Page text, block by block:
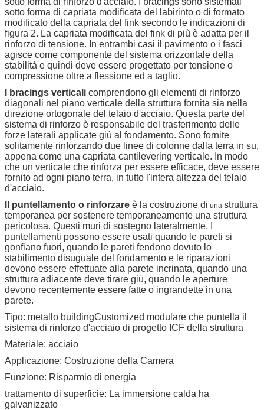
sotto forma di capriata modificata del labirinto o di formato
modificato della capriata del fink secondo le indicazioni di
figura 2. La capriata modificata del fink di più è adatta per il
rinforzo di tensione. In entrambi casi il pavimento o i fasci
agisce come componente del sistema orizzontale della
stabilità e quindi deve essere progettato per tensione o
compressione oltre a flessione ed a taglio.
I bracings verticali comprendono gli elementi di rinforzo
diagonali nel piano verticale della struttura fornita sia nella
direzione ortogonale del telaio d'acciaio. Questa parte del
sistema di rinforzo è responsabile del trasferimento delle
forze laterali applicate giù al fondamento. Sono fornite
solitamente rinforzando due linee di colonne dalla terra in su,
appena come una capriata cantilevering verticale. In modo
che un verticale che rinforza per essere efficace, deve essere
fornito ad ogni piano terra, in tutto l'intera altezza del telaio
d'acciaio.
Il puntellamento o rinforzare è la costruzione di una struttura
temporanea per sostenere temporaneamente una struttura
pericolosa. Questi muri di sostegno lateralmente. I
puntellamenti possono essere usati quando le pareti si
gonfiano fuori, quando le pareti fendono dovuto lo
stabilimento disuguale del fondamento e le riparazioni
devono essere effettuate alla parete incrinata, quando una
struttura adiacente deve tirare giù, quando le aperture
devono recentemente essere fatte o ingrandette in una
parete.
Tipo: metallo buildingCustomized modulare che puntella il
sistema di rinforzo d'acciaio di progetto ICF della struttura
Materiale: acciaio
Applicazione: Costruzione della Camera
Funzione: Risparmio di energia
trattamento di superficie: La immersione calda ha
galvanizzato